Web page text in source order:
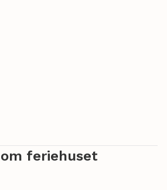
feriehuset